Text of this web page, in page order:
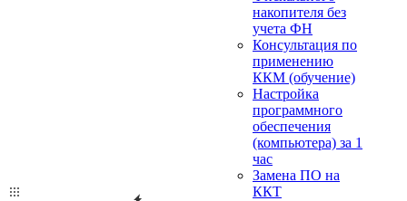
накопителя без
учета ФН
Консультация по
применению
ККМ (обучение)
Настройка
программного
обеспечения
(компьютера) за 1
час
Замена ПО на
ККТ